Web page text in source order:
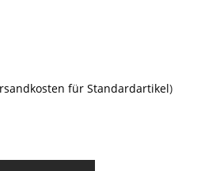
für Standardartikel)